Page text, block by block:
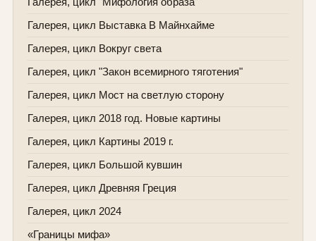
Галерея, цикл Выставка В Майнхайме
Галерея, цикл Вокруг света
Галерея, цикл "Закон всемирного тяготения"
Галерея, цикл Мост на светлую сторону
Галерея, цикл 2018 год. Новые картины
Галерея, цикл Картины 2019 г.
Галерея, цикл Большой кувшин
Галерея, цикл Древняя Греция
Галерея, цикл 2024
«Границы мифа»